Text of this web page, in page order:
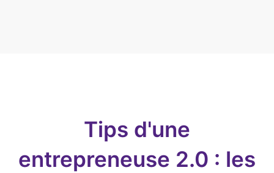
Tips d'une
entrepreneuse 2.0 : les